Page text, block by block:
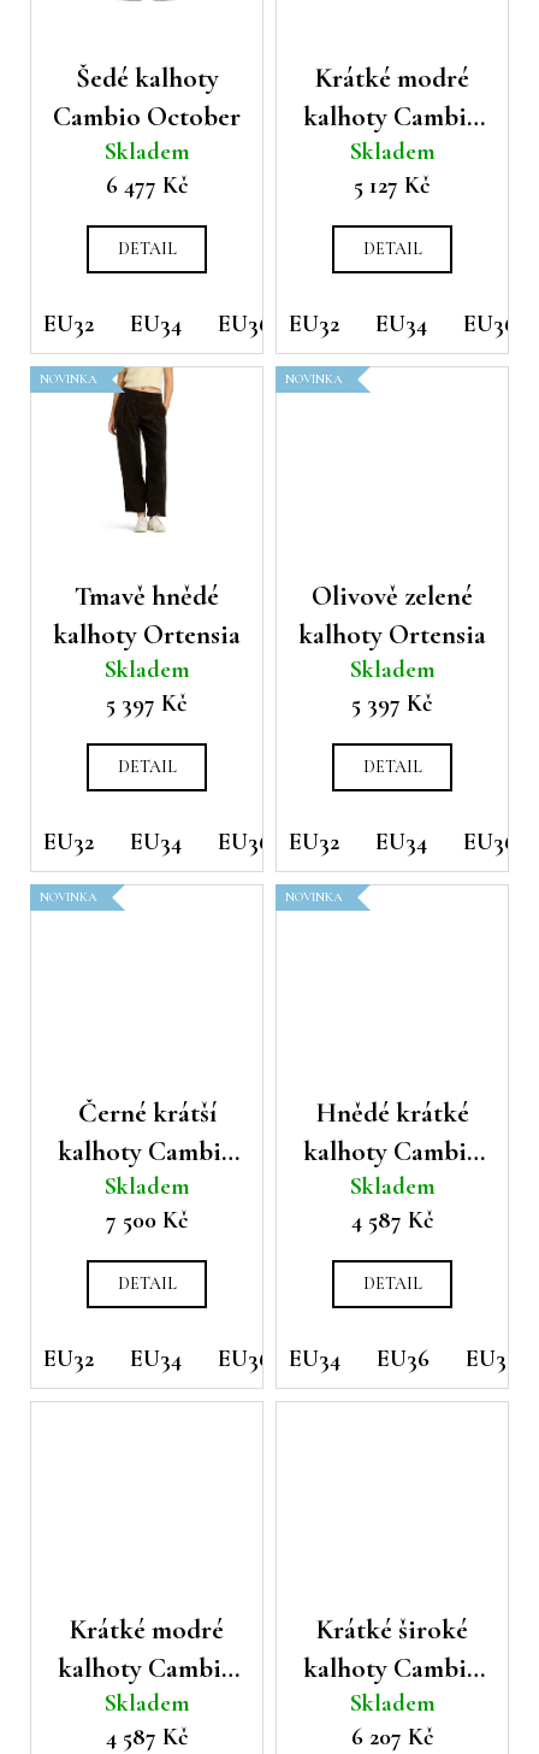
Šedé kalhoty
Cambio October
Skladem
6 477 Kč
DETAIL
EU32 EU34 EU36 EU38 EU40 EU42
Krátké modré
kalhoty Cambio
Constance
Skladem
5 127 Kč
DETAIL
EU32 EU34 EU36
NOVINKA
Tmavě hnědé
kalhoty Ortensia
Skladem
5 397 Kč
DETAIL
EU32 EU34 EU36 EU38 EU42 EU44
NOVINKA
Olivově zelené
kalhoty Ortensia
Skladem
5 397 Kč
DETAIL
EU32 EU34 EU36
NOVINKA
Černé krátší
kalhoty Cambio
Edita
Skladem
7 500 Kč
DETAIL
EU32 EU34 EU36 EU38 EU40 EU42
NOVINKA
Hnědé krátké
kalhoty Cambio
Odele
Skladem
4 587 Kč
DETAIL
EU34 EU36 EU38
Krátké modré
kalhoty Cambio
Bermuda
Skladem
4 587 Kč
Krátké široké
kalhoty Cambio
Celeste
Skladem
6 207 Kč
D